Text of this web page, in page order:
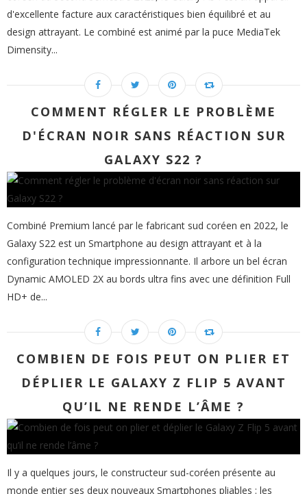
d'excellente facture aux caractéristiques bien équilibré et au
design attrayant. Le combiné est animé par la puce MediaTek
Dimensity...
COMMENT RÉGLER LE PROBLÈME
D'ÉCRAN NOIR SANS RÉACTION SUR
GALAXY S22 ?
Combiné Premium lancé par le fabricant sud coréen en 2022, le
Galaxy S22 est un Smartphone au design attrayant et à la
configuration technique impressionnante. Il arbore un bel écran
Dynamic AMOLED 2X au bords ultra fins avec une définition Full
HD+ de...
COMBIEN DE FOIS PEUT ON PLIER ET
DÉPLIER LE GALAXY Z FLIP 5 AVANT
QU’IL NE RENDE L’ÂME ?
Il y a quelques jours, le constructeur sud-coréen présente au
monde entier ses deux nouveaux Smartphones pliables : les